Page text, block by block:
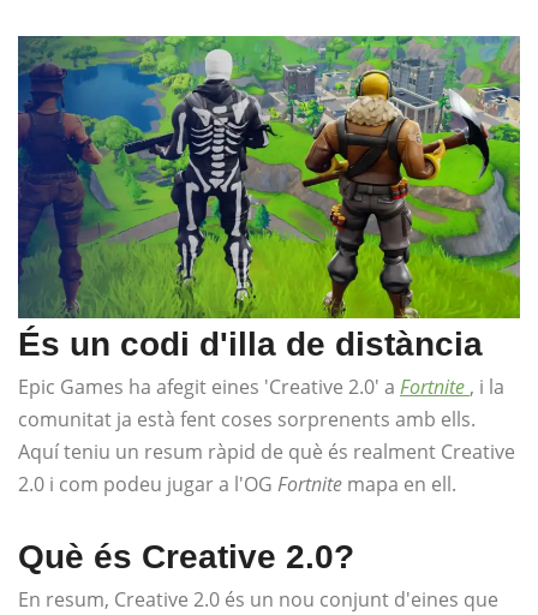
És un codi d'illa de distància
Epic Games ha afegit eines 'Creative 2.0' a Fortnite , i la
comunitat ja està fent coses sorprenents amb ells.
Aquí teniu un resum ràpid de què és realment Creative
2.0 i com podeu jugar a l'OG Fortnite mapa en ell.
Què és Creative 2.0?
En resum, Creative 2.0 és un nou conjunt d'eines que